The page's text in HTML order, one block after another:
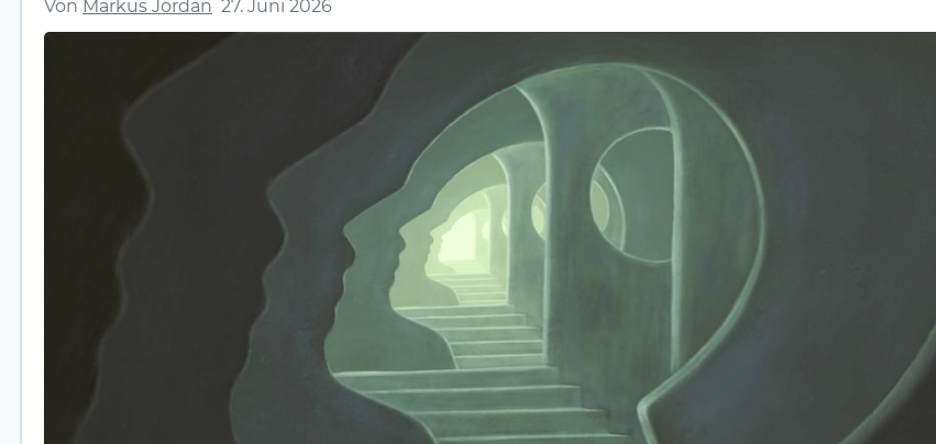
Von Markus Jordan 27. Juni 2026